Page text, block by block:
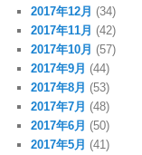
2017年12月 (34)
2017年11月 (42)
2017年10月 (57)
2017年9月 (44)
2017年8月 (53)
2017年7月 (48)
2017年6月 (50)
2017年5月 (41)